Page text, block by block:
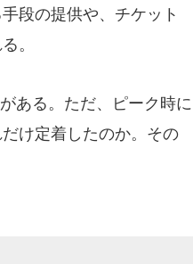
段の提供や、チケット
。
ある。ただ、ピーク時に
け定着したのか。その